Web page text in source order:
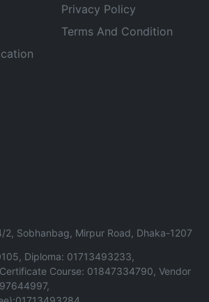
Privacy Policy
Terms And Condition
2, Sobhanbag, Mirpur Road, Dhaka-1207
Diploma: 01713493233,
Course: 01847334790, Vendor